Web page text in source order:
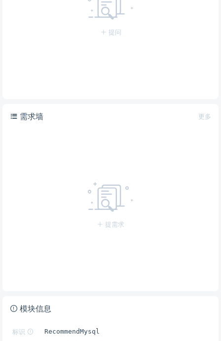
提问
更多
需求墙
提需求
模块信息
标识 RecommendMysql